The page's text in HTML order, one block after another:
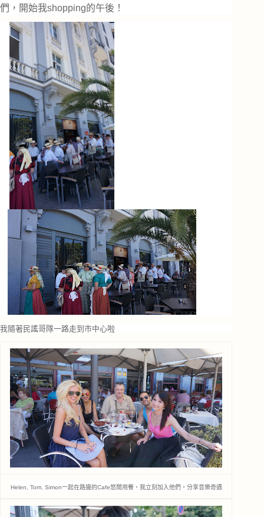
們，開始我shopping的午後！
我隨著民謠哥隊一路走到市中心啦
Helen, Tom, Simon一起在路邊的Cafe悠閒用餐，我立刻加入他們，分享音樂奇遇